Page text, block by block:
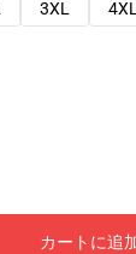
3XL 4XL
カートに追